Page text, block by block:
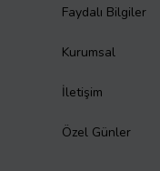
Faydalı Bilgiler
Kurumsal
İletişim
Özel Günler